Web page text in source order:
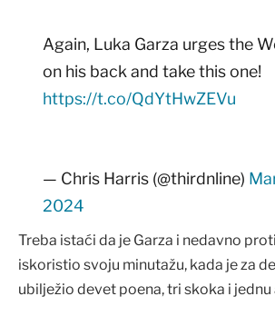
Again, Luka Garza urges the
on his back and take this one!
https://t.co/QdYtHwZEVu
— Chris Harris (@thirdnline)
2024
Treba istaći da je Garza i nedavno
iskoristio svoju minutažu, kada je za
ubilježio devet poena, tri skoka i